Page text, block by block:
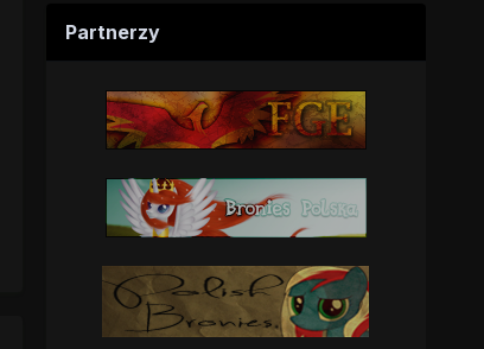
Partnerzy